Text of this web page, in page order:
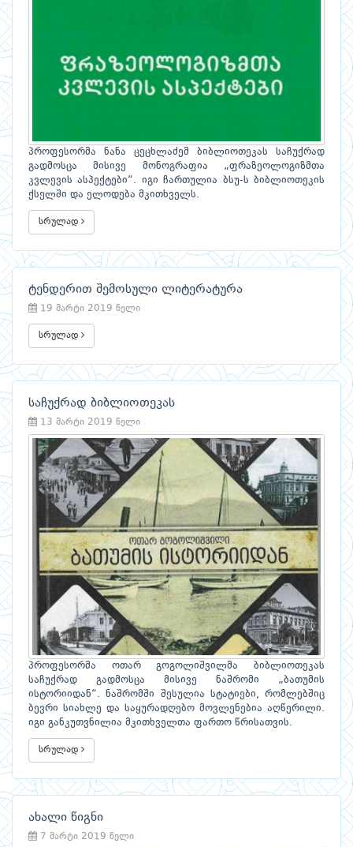
პროფესორმა ნანა ცეცხლაძემ ბიბლიოთეკას საჩუქრად
გადმოსცა მისივე მონოგრაფია „ფრაზეოლოგიზმთა
კვლევის ასპექტები“. იგი ჩართულია ბსუ-ს ბიბლიოთეკის
ქსელში და ელოდება მკითხველს.
სრულად
ტენდერით შემოსული ლიტერატურა
19 მარტი 2019 წელი
სრულად
საჩუქრად ბიბლიოთეკას
13 მარტი 2019 წელი
პროფესორმა ოთარ გოგოლიშვილმა ბიბლიოთეკას
საჩუქრად გადმოსცა მისივე ნაშრომი „ბათუმის
ისტორიიდან“. ნაშრომში შესულია სტატიები, რომლებშიც
ბევრი სიახლე და საყურადღებო მოვლენებია აღწერილი.
იგი განკუთვნილია მკითხველთა ფართო წრისათვის.
სრულად
ახალი წიგნი
7 მარტი 2019 წელი